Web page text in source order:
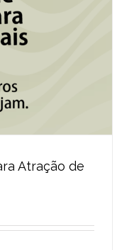
de Pais e
Atração de